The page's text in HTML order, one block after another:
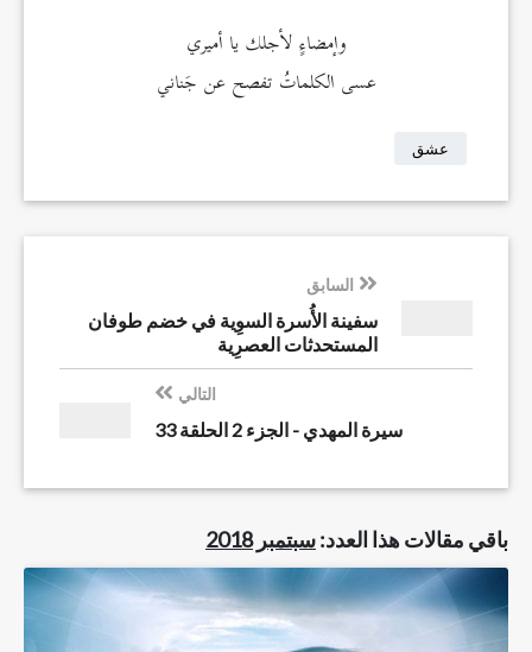
باقي مقالات هذا العدد:سبتمبر 2018
وإمضاءٍ لأجلك يا أميري
عسى الكلماتُ تفصح عن جَناني
عشق
السابق
سفينة الأُسرة السوِية في خضم طوفان
المستحدثات العصرِية
التالي
سيرة المهدي - الجزء 2 الحلقة 33